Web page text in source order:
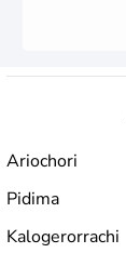
Ariochori
Pidima
Kalogerorrachi